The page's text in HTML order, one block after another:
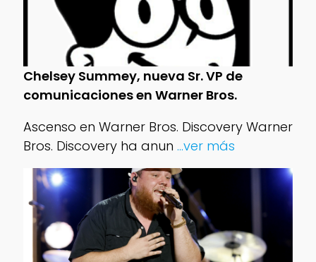
Chelsey Summey, nueva Sr. VP de
comunicaciones en Warner Bros.
Ascenso en Warner Bros. Discovery Warner
Bros. Discovery ha anun ...ver más